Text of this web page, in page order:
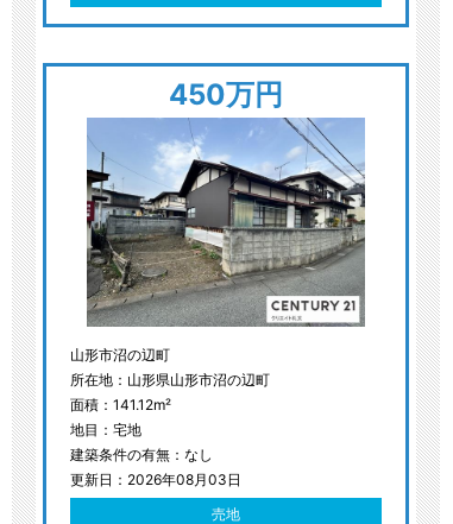
450万円
山形市沼の辺町
所在地：山形県山形市沼の辺町
面積：141.12m²
地目：宅地
建築条件の有無：なし
更新日：2026年08月03日
売地